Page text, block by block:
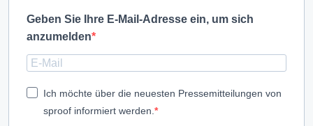
Geben Sie Ihre E-Mail-Adresse ein, um sich
anzumelden
Ich möchte über die neuesten Pressemitteilungen von
sproof informiert werden.